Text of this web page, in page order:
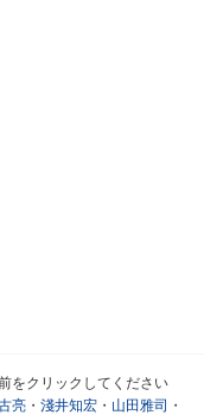
をクリックしてください
亮 ・ 淺井知宏 ・ 山田雅司 ・